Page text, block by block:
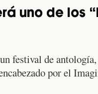
uno de los
festival de
por el